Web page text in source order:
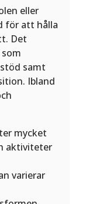
eller
för att hålla
Det
samt
Ibland
mycket
aktiviteter
varierar